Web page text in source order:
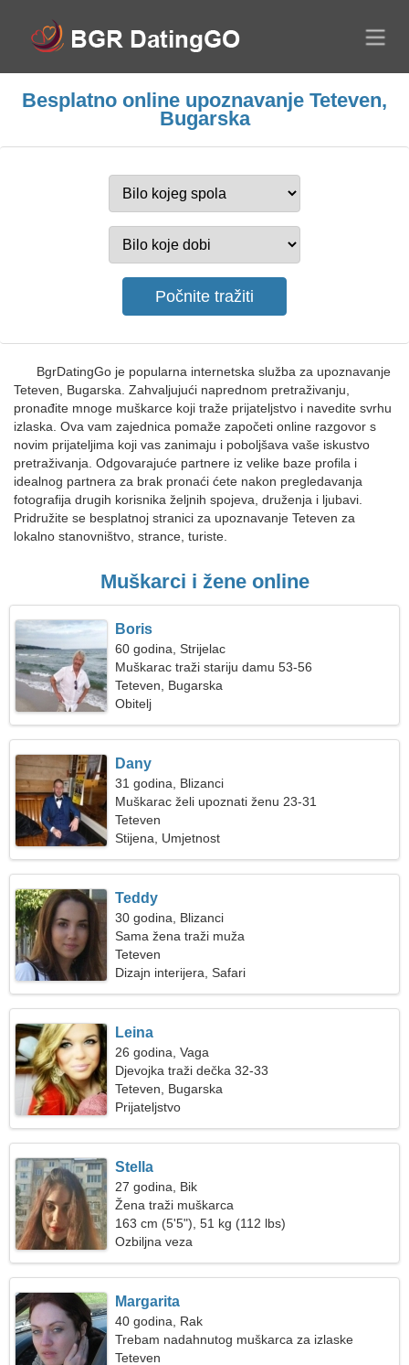
Besplatno online upoznavanje Teteven,
Bugarska
BgrDatingGo je popularna internetska služba za upoznavanje
Teteven, Bugarska. Zahvaljujući naprednom pretraživanju,
pronađite mnoge muškarce koji traže prijateljstvo i navedite svrhu
izlaska. Ova vam zajednica pomaže započeti online razgovor s
novim prijateljima koji vas zanimaju i poboljšava vaše iskustvo
pretraživanja. Odgovarajuće partnere iz velike baze profila i
idealnog partnera za brak pronaći ćete nakon pregledavanja
fotografija drugih korisnika željnih spojeva, druženja i ljubavi.
Pridružite se besplatnoj stranici za upoznavanje Teteven za
lokalno stanovništvo, strance, turiste.
Muškarci i žene online
Boris
60 godina, Strijelac
Muškarac traži stariju damu 53-56
Teteven, Bugarska
Obitelj
Dany
31 godina, Blizanci
Muškarac želi upoznati ženu 23-31
Teteven
Stijena, Umjetnost
Teddy
30 godina, Blizanci
Sama žena traži muža
Teteven
Dizajn interijera, Safari
Leina
26 godina, Vaga
Djevojka traži dečka 32-33
Teteven, Bugarska
Prijateljstvo
Stella
27 godina, Bik
Žena traži muškarca
163 cm (5'5"), 51 kg (112 lbs)
Ozbiljna veza
Margarita
40 godina, Rak
Trebam nadahnutog muškarca za izlaske
Teteven